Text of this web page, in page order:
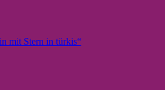
mit Stern in türkis“